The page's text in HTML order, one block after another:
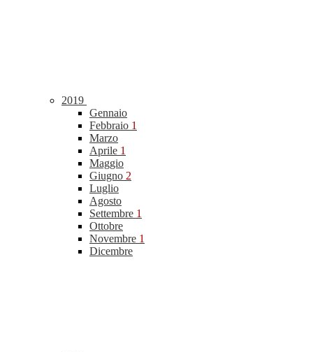
2019
Gennaio
Febbraio 1
Marzo
Aprile 1
Maggio
Giugno 2
Luglio
Agosto
Settembre 1
Ottobre
Novembre 1
Dicembre